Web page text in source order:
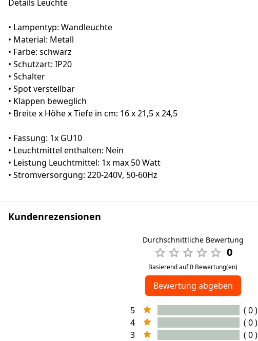
Details Leuchte
• Lampentyp: Wandleuchte
• Material: Metall
• Farbe: schwarz
• Schutzart: IP20
• Schalter
• Spot verstellbar
• Klappen beweglich
• Breite x Höhe x Tiefe in cm: 16 x 21,5 x 24,5
• Fassung: 1x GU10
• Leuchtmittel enthalten: Nein
• Leistung Leuchtmittel: 1x max 50 Watt
• Stromversorgung: 220-240V, 50-60Hz
Kundenrezensionen
Durchschnittliche Bewertung
0
Basierend auf 0 Bewertung(en)
Bewertung abgeben
5
( 0 )
4
( 0 )
3
( 0 )